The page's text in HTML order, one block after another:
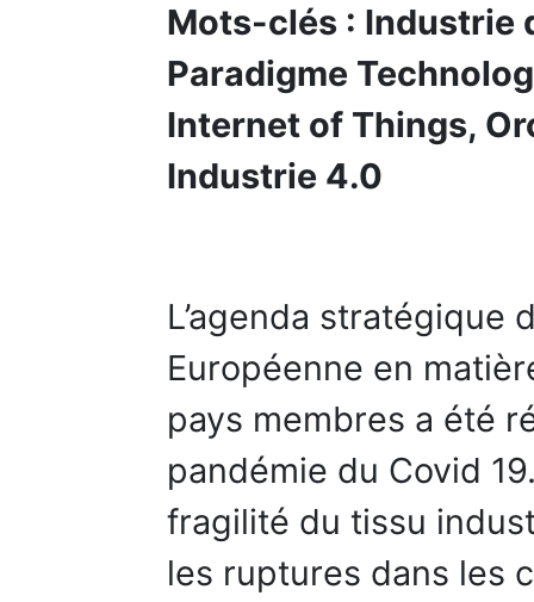
Mots-clés : Industrie
Paradigme
Internet of Things,
Industrie 4.0
L’agenda stratégique
Européenne en
pays membres a été
pandémie du Covid
fragilité du tissu
les ruptures dans les